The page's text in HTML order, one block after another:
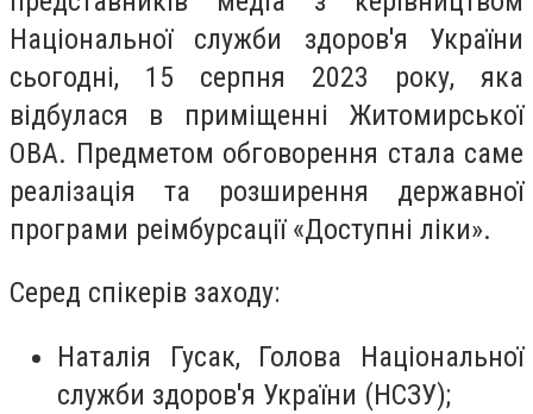
Національної служби здоров'я України
сьогодні, 15 серпня 2023 року, яка
відбулася в приміщенні Житомирської
ОВА. Предметом обговорення стала саме
реалізація та розширення державної
програми реімбурсації «Доступні ліки».
Серед спікерів заходу:
Наталія Гусак, Голова Національної
служби здоров'я України (НСЗУ);